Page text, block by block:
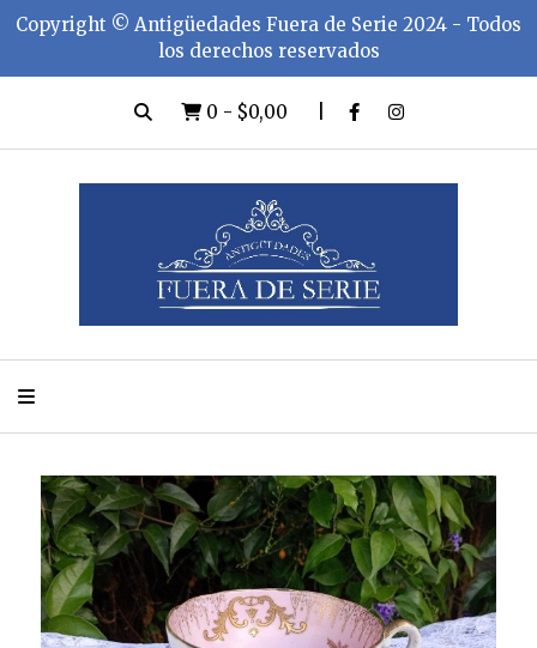
Copyright ©️ Antigüedades Fuera de Serie 2024 - Todos
los derechos reservados
0 - $0,00